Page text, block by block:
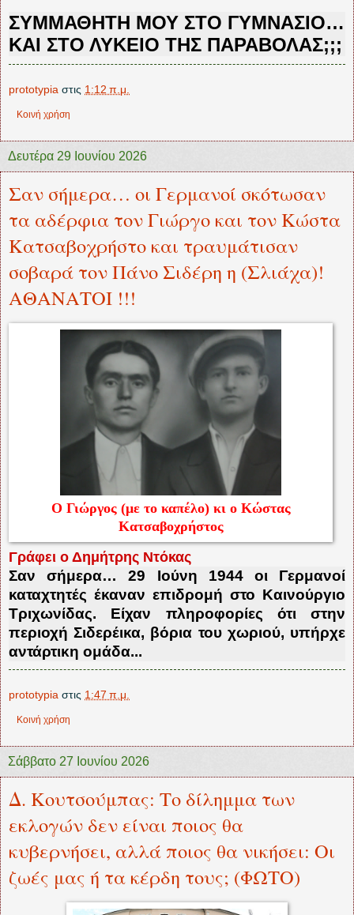
ΣΥΜΜΑΘΗΤΗ ΜΟΥ ΣΤΟ ΓΥΜΝΑΣΙΟ…
ΚΑΙ ΣΤΟ ΛΥΚΕΙΟ ΤΗΣ ΠΑΡΑΒΟΛΑΣ;;;
prototypia στις 1:12 π.μ.
Κοινή χρήση
Δευτέρα 29 Ιουνίου 2026
Σαν σήμερα… οι Γερμανοί σκότωσαν
τα αδέρφια τον Γιώργο και τον Κώστα
Κατσαβοχρήστο και τραυμάτισαν
σοβαρά τον Πάνο Σιδέρη η (Σλιάχα)!
ΑΘΑΝΑΤΟΙ !!!
Ο Γιώργος (με το καπέλο) κι ο Κώστας
Κατσαβοχρήστος
Γράφει ο Δημήτρης Ντόκας
Σαν σήμερα… 29 Ιούνη 1944 οι Γερμανοί
καταχτητές έκαναν επιδρομή στο Καινούργιο
Τριχωνίδας. Είχαν πληροφορίες ότι στην
περιοχή Σιδερέικα, βόρια του χωριού, υπήρχε
αντάρτικη ομάδα...
prototypia στις 1:47 π.μ.
Κοινή χρήση
Σάββατο 27 Ιουνίου 2026
Δ. Κουτσούμπας: Το δίλημμα των
εκλογών δεν είναι ποιος θα
κυβερνήσει, αλλά ποιος θα νικήσει: Οι
ζωές μας ή τα κέρδη τους; (ΦΩΤΟ)